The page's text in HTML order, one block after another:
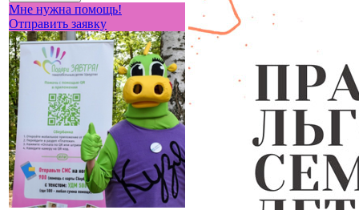
Мне нужна помощь!
Отправить заявку